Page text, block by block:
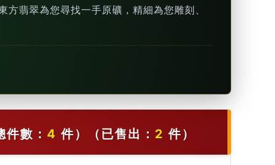
翡翠為您尋找一手原礦，精細為您雕刻、
件數： 4 件） （已售出： 2 件）